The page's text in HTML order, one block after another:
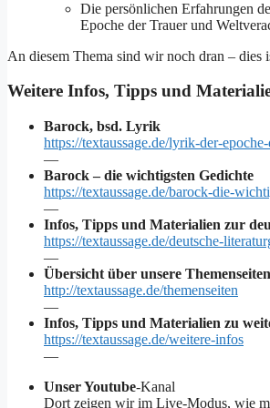
Die persönlichen Erfahrungen
Epoche der Trauer und
An diesem Thema sind wir noch dran – dies
Weitere Infos, Tipps und
Barock, bsd. Lyrik
https://textaussage.de/lyrik-der-
—
Barock – die wichtigsten Gedichte
https://textaussage.de/barock-die-
—
Infos, Tipps und Materialien zur
https://textaussage.de/deutsche-
—
Übersicht über unsere
http://textaussage.de/themenseiten
—
Infos, Tipps und Materialien zu
https://textaussage.de/weitere-infos
—
Unser Youtube-Kanal
Dort zeigen wir im Live-Modus, wie